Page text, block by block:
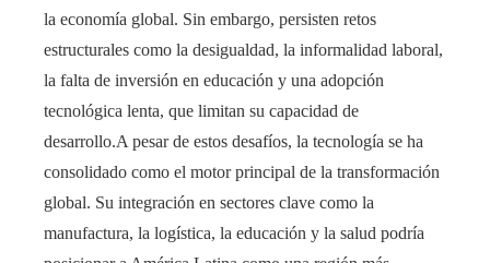
la economía global. Sin embargo, persisten retos
estructurales como la desigualdad, la informalidad laboral,
la falta de inversión en educación y una adopción
tecnológica lenta, que limitan su capacidad de
desarrollo.A pesar de estos desafíos, la tecnología se ha
consolidado como el motor principal de la transformación
global. Su integración en sectores clave como la
manufactura, la logística, la educación y la salud podría